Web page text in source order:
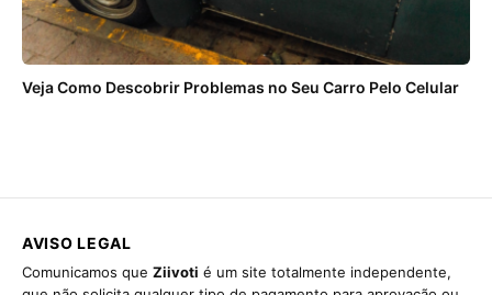
Veja Como Descobrir Problemas no Seu Carro Pelo Celular
AVISO LEGAL
Comunicamos que Ziivoti é um site totalmente independente,